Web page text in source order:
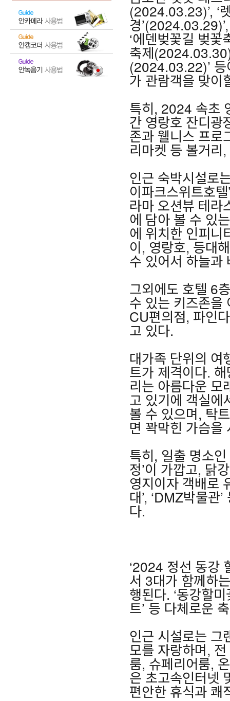
(2024.03.23)’, ‘
경
‘에덴벚꽃길 벚
축제
(2024.03.22)’ 등
가 관람객을 맞이
특히, 2024 속초
간 영랑호 잔디광
존과 웰니스 프로
리마켓 등 볼거리
인근 숙박시설로
이파크스위트호
라마 오션뷰 테라
에 담아 볼 수 있
에 위치한 인피니
이, 영랑호, 등대
수 있어서 하늘과
그외에도 호텔 6
수 있는 키즈존을
CU편의점, 파인
고 있다.
대가족 단위의 여
트가 제격이다.
리는 아름다운 모
고 있기에 객실에
볼 수 있으며, 탁
면 꽉막힌 가슴을
특히, 일출 명소
정’이 가깝고, 닭
영지이자 객배로
대’, ‘DMZ박물관
다.
‘2024 정선 동강
서 3대가 함께하
행된다. ‘동강할미
트’ 등 다체로운
인근 시설로는 그
모를 자랑하며,
룸, 슈페리어룸,
은 초고속인터넷
편안한 휴식과 쾌